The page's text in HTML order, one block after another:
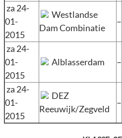
za 24-
01-
2015
Westlandse
Dam Combinatie
–
za 24-
01-
2015
Alblasserdam –
za 24-
01-
2015
DEZ
Reeuwijk/Zegveld
–